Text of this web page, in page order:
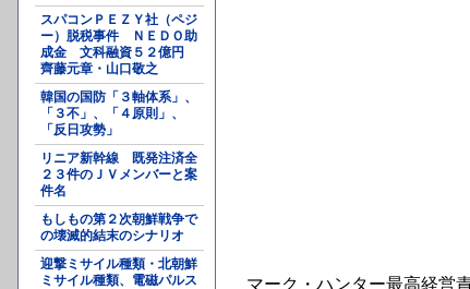
スパコンＰＥＺＹ社（ペジ
ー）脱税事件 ＮＥＤＯ助
成金 文科融資５２億円
齊藤元章・山口敬之
韓国の国防「３軸体系」、
「３不」、「４原則」、
「反日攻勢」
リニア新幹線 既発注済全
２３件のＪＶメンバーと案
件名
もしもの第２次朝鮮戦争で
の壊滅的結末のシナリオ
迎撃ミサイル種類・北朝鮮
ミサイル種類、電磁パルス
マーク・ハンター最高経営